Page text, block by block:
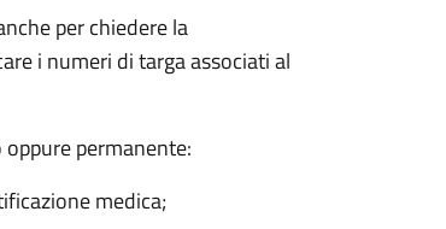
per chiedere la
i numeri di targa associati al
permanente:
medica;